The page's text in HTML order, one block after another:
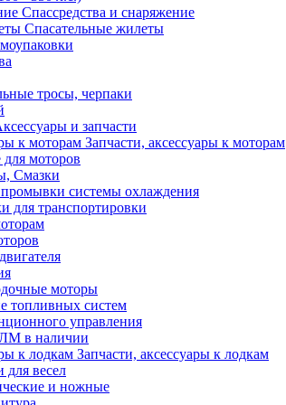
Спассредства и снаряжение
Спасательные жилеты
тросы, черпаки
и запчасти
Запчасти, аксессуары к моторам
моторов
Смазки
промывки системы охлаждения
для транспортировки
моторы
топливных систем
управления
в наличии
Запчасти, аксессуары к лодкам
для весел
и ножные